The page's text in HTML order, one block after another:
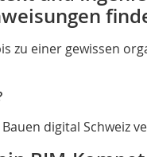
zu einer gewissen
digital Schweiz